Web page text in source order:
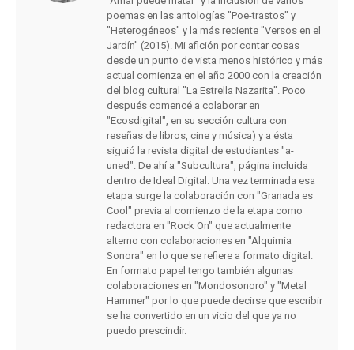
poemas en las antologías "Poe-trastos" y
"Heterogéneos" y la más reciente "Versos en el
Jardín" (2015). Mi afición por contar cosas
desde un punto de vista menos histórico y más
actual comienza en el año 2000 con la creación
del blog cultural "La Estrella Nazarita". Poco
después comencé a colaborar en
"Ecosdigital", en su sección cultura con
reseñas de libros, cine y música) y a ésta
siguió la revista digital de estudiantes "a-
uned". De ahí a "Subcultura", página incluida
dentro de Ideal Digital. Una vez terminada esa
etapa surge la colaboración con "Granada es
Cool" previa al comienzo de la etapa como
redactora en "Rock On" que actualmente
alterno con colaboraciones en "Alquimia
Sonora" en lo que se refiere a formato digital.
En formato papel tengo también algunas
colaboraciones en "Mondosonoro" y "Metal
Hammer" por lo que puede decirse que escribir
se ha convertido en un vicio del que ya no
puedo prescindir.